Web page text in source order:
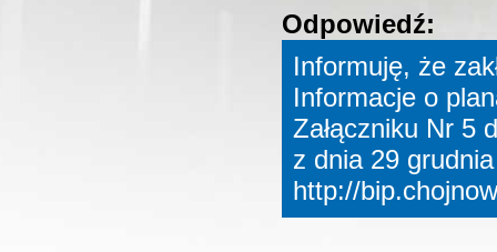
Odpowiedź:
Informuję, że
Informacje o
Załączniku Nr 5
z dnia 29
http://